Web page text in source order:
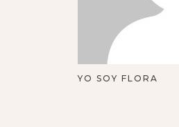
YO SOY FLORA